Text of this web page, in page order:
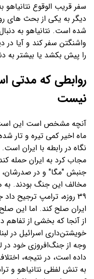
سفر قریب الوقوع نتانیاهو
دیگر به یکی از بحث های
شده است. نتانیاهو به
واشنگتن سفر کند و آیا در
را پیش بکشد یا بیشتر به
روابطی که مدتی
نیست
آنچه مشخص است این است
ماه اخیر کمی تیره و تار
نگاه در رابطه با ایران
مجاب کرد به ایران حمله
جنبش "مگا" و در
مخالف این جنگ بودند. به
۳۹ روزه، ترامپ ترجیح
ایران صلح کند. اما این
از آنجا که بخشی از تفاهم
خویشتن‌داری اسرائیل در
وجه از جنگ‌افروزی خود در
داده است، در نتیجه،
به تنش لفظی نتانیاهو و